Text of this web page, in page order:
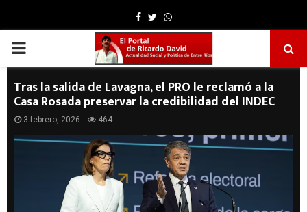
Facebook
TwitterWhatsapp
PRIMARY
MENU
Tras la salida de Lavagna, el PRO le reclamó a la
Casa Rosada preservar la credibilidad del INDEC
3 febrero, 2026 464